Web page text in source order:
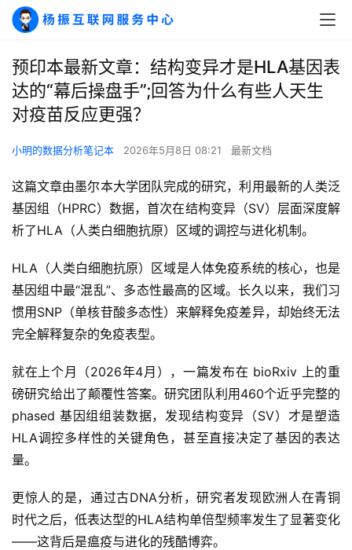
预印本最新文章：结构变异才是HLA基因表
达的“幕后操盘手”;回答为什么有些人天生
对疫苗反应更强？
小明的数据分析笔记本 2026年5月8日 08:21 最新文档
这篇文章由墨尔本大学团队完成的研究，利用最新的人类泛
基因组（HPRC）数据，首次在结构变异（SV）层面深度解
析了HLA（人类白细胞抗原）区域的调控与进化机制。
HLA（人类白细胞抗原）区域是人体免疫系统的核心，也是
基因组中最“混乱”、多态性最高的区域。长久以来，我们习
惯用SNP（单核苷酸多态性）来解释免疫差异，却始终无法
完全解释复杂的免疫表型。
就在上个月（2026年4月），一篇发布在 bioRxiv 上的重
磅研究给出了颠覆性答案。研究团队利用460个近乎完整的
phased 基因组组装数据，发现结构变异（SV）才是塑造
HLA调控多样性的关键角色，甚至直接决定了基因的表达
量。
更惊人的是，通过古DNA分析，研究者发现欧洲人在青铜
时代之后，低表达型的HLA结构单倍型频率发生了显著变化
——这背后是瘟疫与进化的残酷博弈。